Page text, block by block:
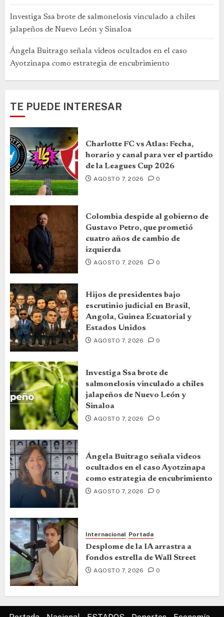
Investiga Ssa brote de salmonelosis vinculado a chiles
jalapeños de Nuevo León y Sinaloa
Ángela Buitrago señala videos ocultados en el caso
Ayotzinapa como estrategia de encubrimiento
TE PUEDE INTERESAR
Charlotte FC vs Atlas: Fecha,
horario y canal para ver el partido
de la Leagues Cup 2026
AGOSTO 7, 2026 0
Colombia despide al gobierno de
Gustavo Petro, que prometió
cuatro años de cambio de
izquierda
AGOSTO 7, 2026 0
Hijos de presidentes bajo
escrutinio judicial en Brasil,
Angola, Guinea Ecuatorial y
Estados Unidos
AGOSTO 7, 2026 0
Investiga Ssa brote de
salmonelosis vinculado a chiles
jalapeños de Nuevo León y
Sinaloa
AGOSTO 7, 2026 0
Ángela Buitrago señala videos
ocultados en el caso Ayotzinapa
como estrategia de encubrimiento
AGOSTO 7, 2026 0
Internacional Portada
Desplome de la IA arrastra a
fondos estrella de Wall Street
AGOSTO 7, 2026 0